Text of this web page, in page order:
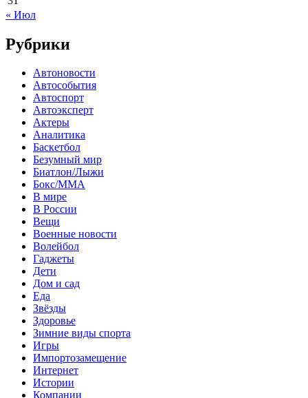
« Июл
Рубрики
Автоновости
Автособытия
Автоспорт
Автоэксперт
Актеры
Аналитика
Баскетбол
Безумный мир
Биатлон/Лыжи
Бокс/MMA
В мире
В России
Вещи
Военные новости
Волейбол
Гаджеты
Дети
Дом и сад
Еда
Звёзды
Здоровье
Зимние виды спорта
Игры
Импортозамещение
Интернет
Истории
Компании